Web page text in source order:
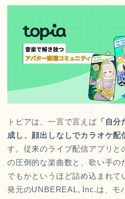
トピアは、一言で言えば 「自
成し、顔出しなしでカラオケ配
す。従来のライブ配信アプリと
の圧倒的な楽曲数と、歌い手の
でもかというほど詰め込まれて
発元のUNBEREAL, Inc.は、モ